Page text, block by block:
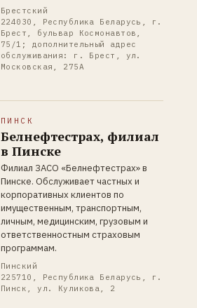
Брестский
224030, Республика Беларусь, г.
Брест, бульвар Космонавтов,
75/1; дополнительный адрес
обслуживания: г. Брест, ул.
Московская, 275А
ПИНСК
Белнефтестрах, филиал
в Пинске
Филиал ЗАСО «Белнефтестрах» в
Пинске. Обслуживает частных и
корпоративных клиентов по
имущественным, транспортным,
личным, медицинским, грузовым и
ответственностным страховым
программам.
Пинский
225710, Республика Беларусь, г.
Пинск, ул. Куликова, 2